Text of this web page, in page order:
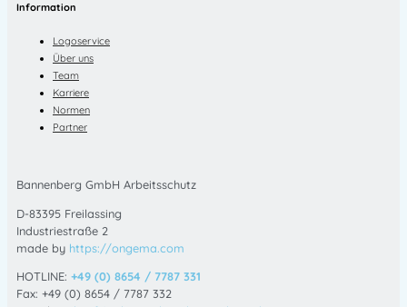
Information
Logoservice
Über uns
Team
Karriere
Normen
Partner
Bannenberg GmbH Arbeitsschutz
D-83395 Freilassing
Industriestraße 2
made by https://ongema.com
HOTLINE: +49 (0) 8654 / 7787 331
Fax: +49 (0) 8654 / 7787 332